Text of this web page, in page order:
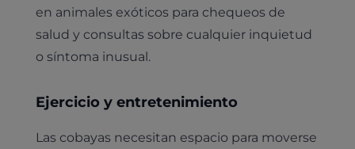
en animales exóticos para chequeos de
salud y consultas sobre cualquier inquietud
o síntoma inusual.
Ejercicio y entretenimiento
Las cobayas necesitan espacio para moverse